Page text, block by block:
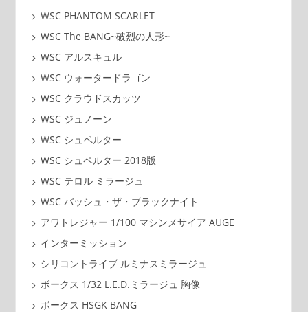
WSC PHANTOM SCARLET
WSC The BANG~破烈の人形~
WSC アルスキュル
WSC ウォータードラゴン
WSC クラウドスカッツ
WSC ジュノーン
WSC シュペルター
WSC シュペルター 2018版
WSC テロル ミラージュ
WSC バッシュ・ザ・ブラックナイト
アワトレジャー 1/100 マシンメサイア AUGE
インターミッション
シリコントライブ ルミナスミラージュ
ボークス 1/32 L.E.D.ミラージュ 胸像
ボークス HSGK BANG